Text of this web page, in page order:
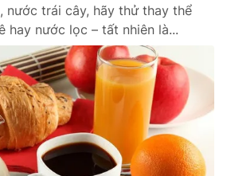
nước trái cây, hãy thử thay thể
hay nước lọc – tất nhiên là...